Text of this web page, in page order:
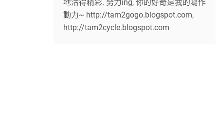
地活得精彩. 努力ing, 你的好奇是我的寫作
動力~ http://tam2gogo.blogspot.com,
http://tam2cycle.blogspot.com